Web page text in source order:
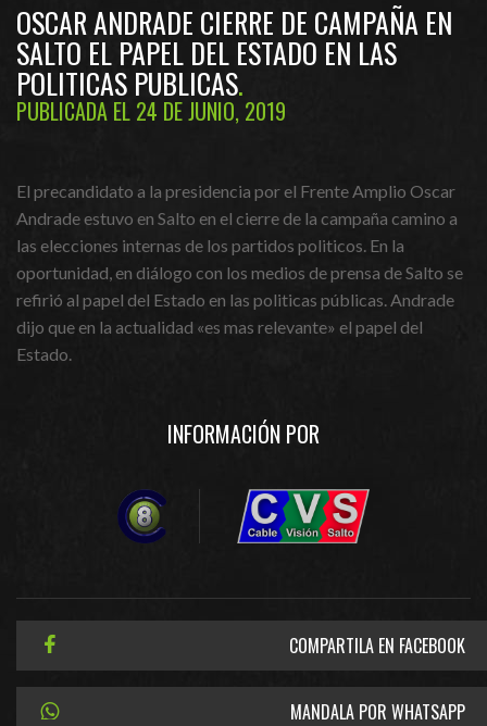
OSCAR ANDRADE CIERRE DE CAMPAÑA EN
SALTO EL PAPEL DEL ESTADO EN LAS
POLITICAS PUBLICAS
PUBLICADA EL 24 DE JUNIO, 2019
El precandidato a la presidencia por el Frente Amplio Oscar
Andrade estuvo en Salto en el cierre de la campaña camino a
las elecciones internas de los partidos politicos. En la
oportunidad, en diálogo con los medios de prensa de Salto se
refirió al papel del Estado en las politicas públicas. Andrade
dijo que en la actualidad «es mas relevante» el papel del
Estado.
INFORMACIÓN POR
COMPARTILA EN FACEBOOK
MANDALA POR WHATSAPP